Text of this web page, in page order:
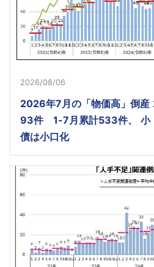
2026/08/06
2026年7月の「物価高」倒
93件 1-7月累計533件、 小
債は小口化